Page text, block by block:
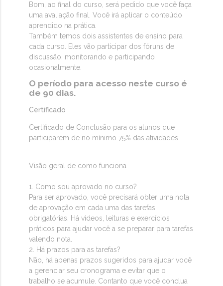
Bom, ao final do curso, será pedido que você faça
uma avaliação final. Você irá aplicar o conteúdo
aprendido na prática.
Também temos dois assistentes de ensino para
cada curso. Eles vão participar dos fóruns de
discussão, monitorando e participando
ocasionalmente.
O período para acesso neste curso é
de 90 dias.
Certificado
Certificado de Conclusão para os alunos que
participarem de no mínimo 75% das atividades.
Visão geral de como funciona
1. Como sou aprovado no curso?
Para ser aprovado, você precisará obter uma nota
de aprovação em cada uma das tarefas
obrigatórias. Há vídeos, leituras e exercícios
práticos para ajudar você a se preparar para tarefas
valendo nota.
2. Há prazos para as tarefas?
Não, há apenas prazos sugeridos para ajudar você
a gerenciar seu cronograma e evitar que o
trabalho se acumule. Contanto que você conclua